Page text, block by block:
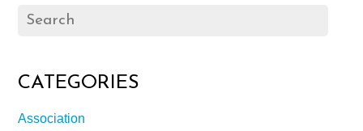
CATEGORIES
Association